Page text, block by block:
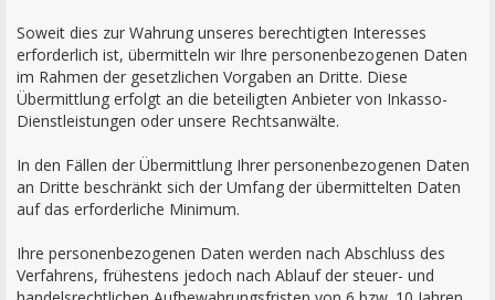
Soweit dies zur Wahrung unseres berechtigten Interesses
erforderlich ist, übermitteln wir Ihre personenbezogenen Daten
im Rahmen der gesetzlichen Vorgaben an Dritte. Diese
Übermittlung erfolgt an die beteiligten Anbieter von Inkasso-
Dienstleistungen oder unsere Rechtsanwälte.
In den Fällen der Übermittlung Ihrer personenbezogenen Daten
an Dritte beschränkt sich der Umfang der übermittelten Daten
auf das erforderliche Minimum.
Ihre personenbezogenen Daten werden nach Abschluss des
Verfahrens, frühestens jedoch nach Ablauf der steuer- und